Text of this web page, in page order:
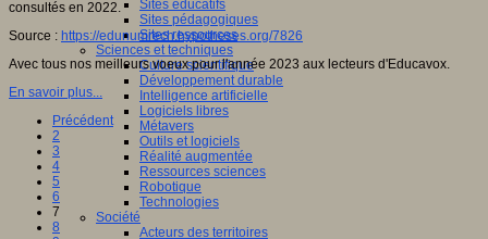
Sites éducatifs
Sites pédagogiques
Sites ressources
Sciences et techniques
Culture scientifique
Développement durable
Intelligence artificielle
Logiciels libres
Métavers
Outils et logiciels
Réalité augmentée
Ressources sciences
Robotique
Technologies
Société
Acteurs des territoires
consultés en 2022.
Source : https://edunumrech.hypotheses.org/7826
Avec tous nos meilleurs voeux pour l'année 2023 aux lecteurs d'Educavox.
En savoir plus...
Précédent
2
3
4
5
6
7
8